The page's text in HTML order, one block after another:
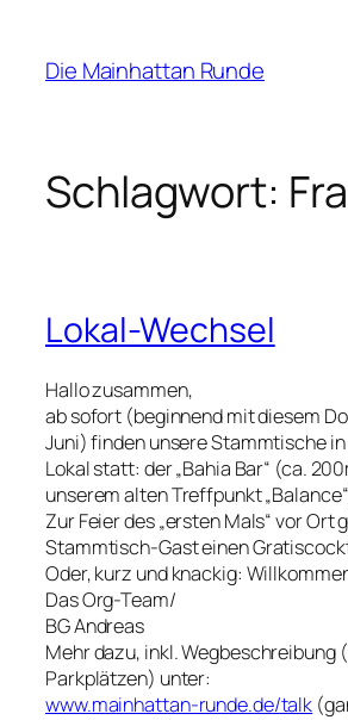
springen
Die Mainhattan Runde
Schlagwort:
Lokal-Wechsel
Hallo zusammen,
ab sofort (beginnend mit diesem
Juni) finden unsere Stammtische
Lokal statt: der „Bahia Bar“ (ca.
unserem alten Treffpunkt
Zur Feier des „ersten Mals“ vor Ort
Stammtisch-Gast einen
Oder, kurz und knackig:
Das Org-Team/
BG Andreas
Mehr dazu, inkl. Wegbeschreibung
Parkplätzen) unter:
www.mainhattan-runde.de/talk